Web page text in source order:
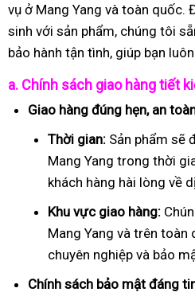
vụ ở Mang Yang và toàn quốc.
sinh với sản phẩm, chúng tôi
bảo hành tận tình, giúp bạn
a. Chính sách giao hàng tiết
Giao hàng đúng hẹn, an
Thời gian: Sản phẩm sẽ
Mang Yang trong thời
khách hàng hài lòng về
Khu vực giao hàng:
Mang Yang và trên toàn
chuyên nghiệp và bảo
Chính sách bảo mật đáng